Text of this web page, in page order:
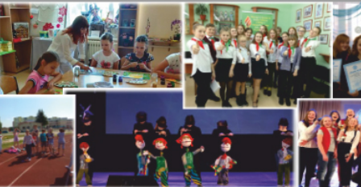
Skip to main content